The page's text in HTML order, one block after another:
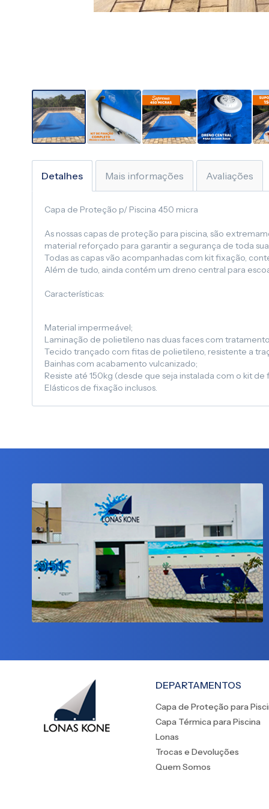
para
Galeria
imagens
Detalhes
Capa de Proteção p/ Piscina 450 micra
As nossas capas de proteção para piscina, são
material reforçado para garantir a segurança de toda
Todas as capas vão acompanhadas com kit fixação,
Além de tudo, ainda contém um dreno central para
Características:
Material impermeável;
Laminação de polietileno nas duas faces com
Tecido trançado com fitas de polietileno, resistente a
Bainhas com acabamento vulcanizado;
Resiste até 150kg (desde que seja instalada com o kit
Elásticos de fixação inclusos.
Mais informações Avaliações
DEPARTAMENTOS
Capa de Proteção para
Capa Térmica para Piscina
Lonas
Trocas e Devoluções
Quem Somos